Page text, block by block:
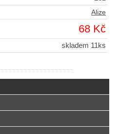
Alize
68 Kč
skladem 11ks